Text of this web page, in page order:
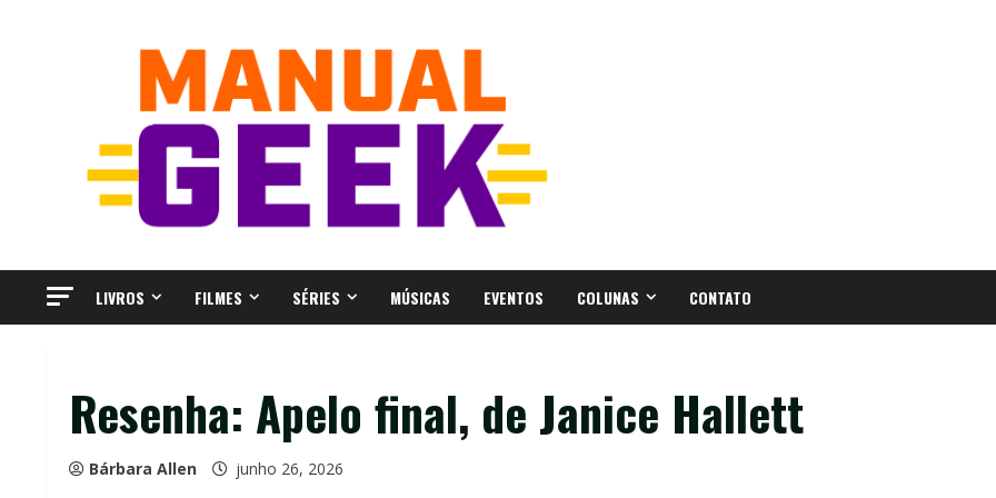
LIVROS FILMES SÉRIES MÚSICAS EVENTOS COLUNAS CONTATO
Resenha: Apelo final, de Janice Hallett
Bárbara Allen junho 26, 2026